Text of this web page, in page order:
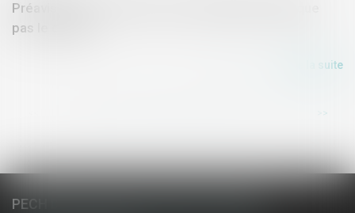
Préavis locatif : refuser un recommandé ne bloque
pas le congé !
Lire la suite
>>
PECH DE LACLAUSE, JAULIN, EL HAZMI